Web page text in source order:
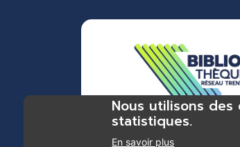
Bibliothèques du réseau Trente et +
Nous utilisons
statistiques.
En savoir plus